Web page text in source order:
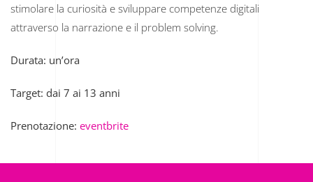
stimolare la curiosità e sviluppare competenze digitali
attraverso la narrazione e il problem solving.
Durata: un’ora
Target: dai 7 ai 13 anni
Prenotazione: eventbrite